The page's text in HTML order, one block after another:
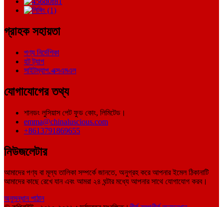
গ্রাহক সহায়তা
পণ্য নির্দেশিকা
হট ট্যাগ
সাইটম্যাপ.এক্সএমএল
যোগাযোগের তথ্য
শানডং লুসিয়াস পেট ফুড কোং, লিমিটেড।
emma@chinaluscious.com
+8613791869655
নিউজলেটার
আমাদের পণ্য বা মূল্য তালিকা সম্পর্কে জানতে, অনুগ্রহ করে আপনার ইমেল ঠিকানাটি
আমাদের কাছে রেখে যান এবং আমরা ২৪ ঘন্টার মধ্যে আপনার সাথে যোগাযোগ করব।
অনুসন্ধান পাঠান